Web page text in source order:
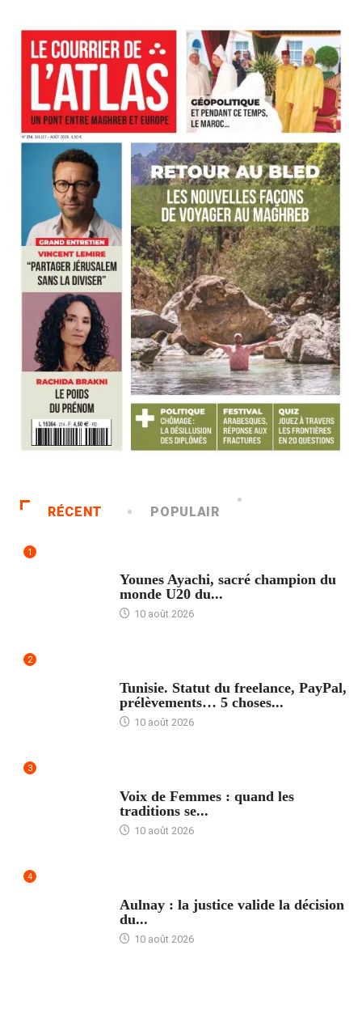
RÉCENT POPULAIR
1
Younes Ayachi, sacré champion du
monde U20 du...
10 août 2026
2
Tunisie. Statut du freelance, PayPal,
prélèvements… 5 choses...
10 août 2026
3
Voix de Femmes : quand les
traditions se...
10 août 2026
4
Aulnay : la justice valide la décision
du...
10 août 2026